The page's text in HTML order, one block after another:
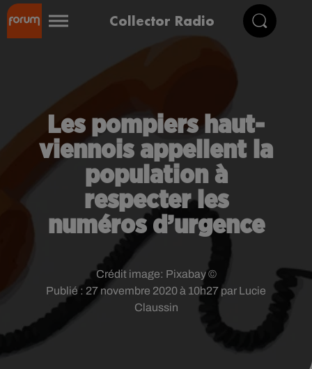
Collector Radio
Les pompiers haut-
viennois appellent la
population à
respecter les
numéros d’urgence
Publié : 27 novembre 2020 à 10h27 par Lucie
Claussin
Crédit image: Pixabay ©